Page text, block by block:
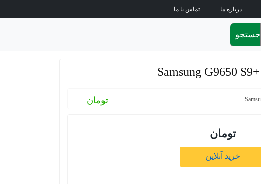
درباره ما تماس با ما
جستجو
تومان
تومان
خرید آنلاین